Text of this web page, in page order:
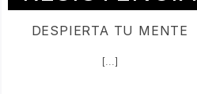
DESPIERTA TU MENTE
[...]